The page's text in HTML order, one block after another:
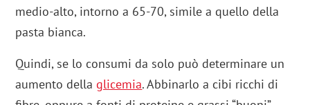
medio-alto, intorno a 65-70, simile a quello della
pasta bianca.
Quindi, se lo consumi da solo può determinare un
aumento dellaglicemia. Abbinarlo a cibi ricchi di